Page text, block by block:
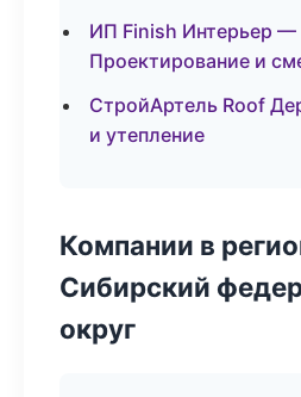
ИП Finish Интерьер —
Проектирование и
СтройАртель Roof
и утепление
Компании в
Сибирский
округ